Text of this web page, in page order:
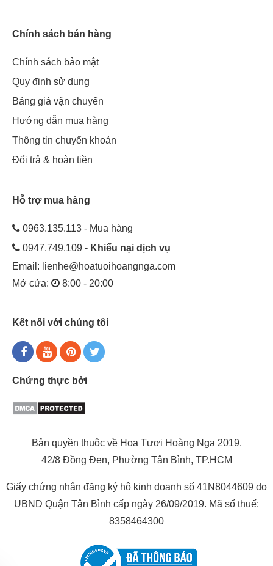
Chính sách bán hàng
Chính sách bảo mật
Quy định sử dụng
Bảng giá vận chuyển
Hướng dẫn mua hàng
Thông tin chuyển khoản
Đổi trả & hoàn tiền
Hỗ trợ mua hàng
0963.135.113 - Mua hàng
0947.749.109 - Khiếu nại dịch vụ
Email: lienhe@hoatuoihoangnga.com
Mở cửa:
8:00 - 20:00
Kết nối với chúng tôi
Chứng thực bởi
Bản quyền thuộc về Hoa Tươi Hoàng Nga 2019.
42/8 Đồng Đen, Phường Tân Bình, TP.HCM
Giấy chứng nhận đăng ký hộ kinh doanh số 41N8044609 do
UBND Quận Tân Bình cấp ngày 26/09/2019. Mã số thuế:
8358464300